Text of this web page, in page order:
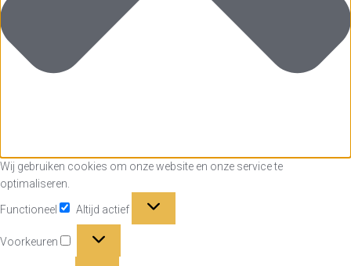
Wij gebruiken cookies om onze website en onze service te
optimaliseren.
Functioneel Altijd actief
Voorkeuren